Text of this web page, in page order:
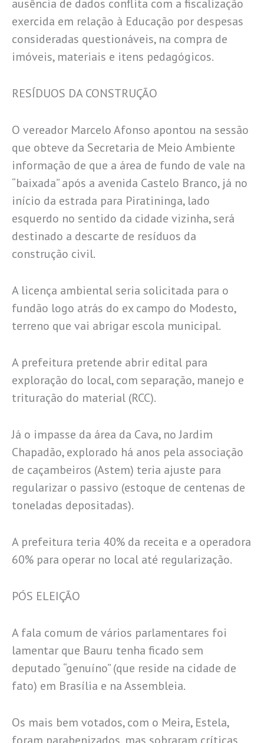
ausência de dados conflita com a fiscalização
exercida em relação à Educação por despesas
consideradas questionáveis, na compra de
imóveis, materiais e itens pedagógicos.
RESÍDUOS DA CONSTRUÇÃO
O vereador Marcelo Afonso apontou na sessão
que obteve da Secretaria de Meio Ambiente
informação de que a área de fundo de vale na
“baixada” após a avenida Castelo Branco, já no
início da estrada para Piratininga, lado
esquerdo no sentido da cidade vizinha, será
destinado a descarte de resíduos da
construção civil.
A licença ambiental seria solicitada para o
fundão logo atrás do ex campo do Modesto,
terreno que vai abrigar escola municipal.
A prefeitura pretende abrir edital para
exploração do local, com separação, manejo e
trituração do material (RCC).
Já o impasse da área da Cava, no Jardim
Chapadão, explorado há anos pela associação
de caçambeiros (Astem) teria ajuste para
regularizar o passivo (estoque de centenas de
toneladas depositadas).
A prefeitura teria 40% da receita e a operadora
60% para operar no local até regularização.
PÓS ELEIÇÃO
A fala comum de vários parlamentares foi
lamentar que Bauru tenha ficado sem
deputado “genuíno” (que reside na cidade de
fato) em Brasília e na Assembleia.
Os mais bem votados, com o Meira, Estela,